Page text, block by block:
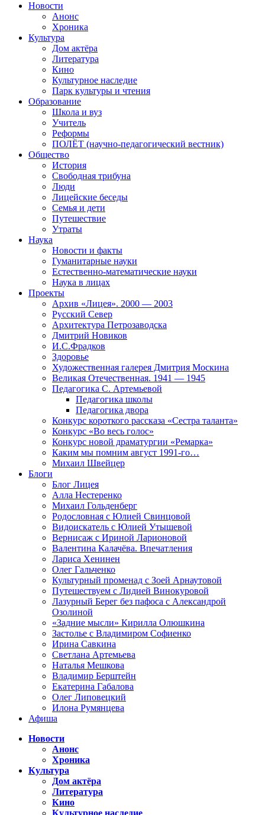
Новости
Анонс
Хроника
Культура
Дом актёра
Литература
Кино
Культурное наследие
Парк культуры и чтения
Образование
Школа и вуз
Учитель
Реформы
ПОЛЁТ (научно-педагогический вестник)
Общество
История
Свободная трибуна
Люди
Лицейские беседы
Семья и дети
Путешествие
Утраты
Наука
Новости и факты
Гуманитарные науки
Естественно-математические науки
Наука в лицах
Проекты
Архив «Лицея». 2000 — 2003
Русский Север
Архитектура Петрозаводска
Дмитрий Новиков
И.С.Фрадков
Здоровье
Художественная галерея Дмитрия Москина
Великая Отечественная. 1941 — 1945
Педагогика С. Артемьевой
Педагогика школы
Педагогика двора
Конкурс короткого рассказа «Сестра таланта»
Конкурс «Во весь голос»
Конкурс новой драматургии «Ремарка»
Каким мы помним август 1991-го…
Михаил Швейцер
Блоги
Блог Лицея
Алла Нестеренко
Михаил Гольденберг
Родословная с Юлией Свинцовой
Видоискатель с Юлией Утышевой
Вернисаж с Ириной Ларионовой
Валентина Калачёва. Впечатления
Лариса Хенинен
Олег Гальченко
Культурный променад с Зоей Арнаутовой
Путешествуем с Лидией Винокуровой
Лазурный Берег без пафоса с Александрой
Озолиной
«Задние мысли» Кирилла Олюшкина
Застолье с Владимиром Софиенко
Ирина Савкина
Светлана Артемьева
Наталья Мешкова
Владимир Берштейн
Екатерина Габалова
Олег Липовецкий
Илона Румянцева
Афиша
Новости
Анонс
Хроника
Культура
Дом актёра
Литература
Кино